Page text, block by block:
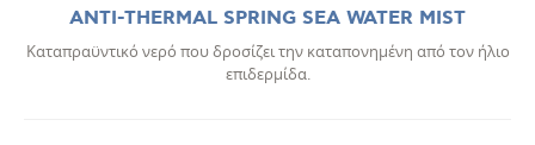
ANTI-THERMAL SPRING SEA WATER MIST
Καταπραϋντικό νερό που δροσίζει την καταπονημένη από τον ήλιο
επιδερμίδα.